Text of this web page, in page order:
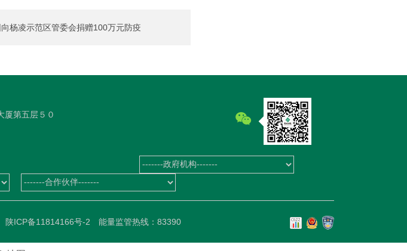
杨凌示范区管委会捐赠100万元防疫
厦第五层５０
陕ICP备11814166号-2 能量监管热线：83390